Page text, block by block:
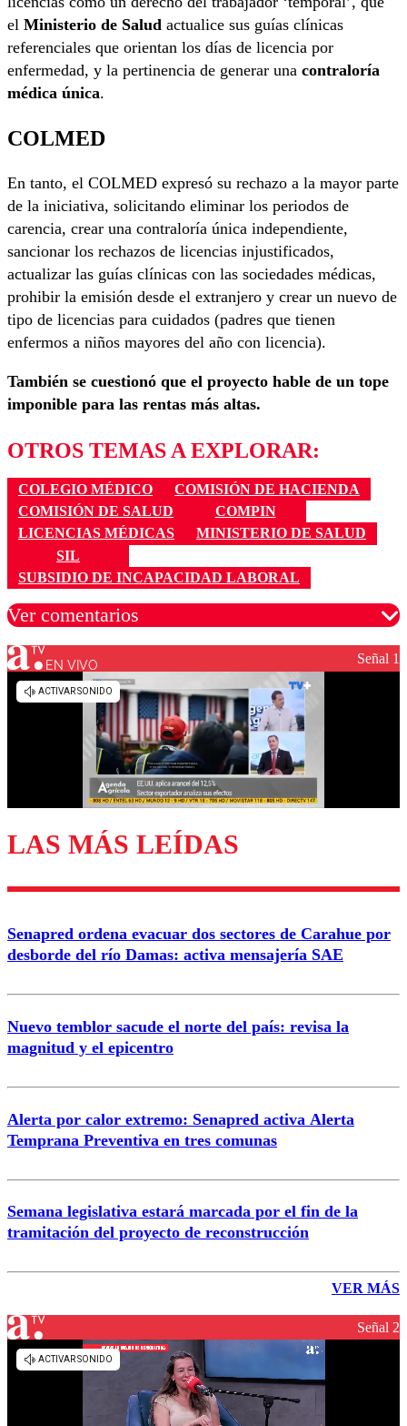
el Ministerio de Salud actualice sus guías clínicas
referenciales que orientan los días de licencia por
enfermedad, y la pertinencia de generar una contraloría
médica única.
COLMED
En tanto, el COLMED expresó su rechazo a la mayor parte
de la iniciativa, solicitando eliminar los periodos de
carencia, crear una contraloría única independiente,
sancionar los rechazos de licencias injustificados,
actualizar las guías clínicas con las sociedades médicas,
prohibir la emisión desde el extranjero y crear un nuevo de
tipo de licencias para cuidados (padres que tienen
enfermos a niños mayores del año con licencia).
También se cuestionó que el proyecto hable de un tope
imponible para las rentas más altas.
OTROS TEMAS A EXPLORAR:
COLEGIO MÉDICO
COMISIÓN DE HACIENDA
COMISIÓN DE SALUD
COMPIN
LICENCIAS MÉDICAS
MINISTERIO DE SALUD
SIL
SUBSIDIO DE INCAPACIDAD LABORAL
Ver comentarios
Los comentarios son moderados para garantizar un
diálogo respetuoso.
Enviar comentario
EN VIVO Señal 1
LAS MÁS LEÍDAS
Senapred ordena evacuar dos sectores de Carahue por
desborde del río Damas: activa mensajería SAE
Nuevo temblor sacude el norte del país: revisa la
magnitud y el epicentro
Alerta por calor extremo: Senapred activa Alerta
Temprana Preventiva en tres comunas
Semana legislativa estará marcada por el fin de la
tramitación del proyecto de reconstrucción
VER MÁS
Señal 2